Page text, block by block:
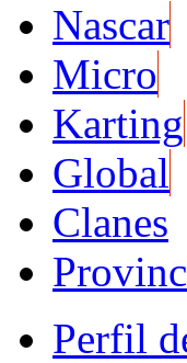
Nascar
Micro
Karting
Global
Clanes
Perfil